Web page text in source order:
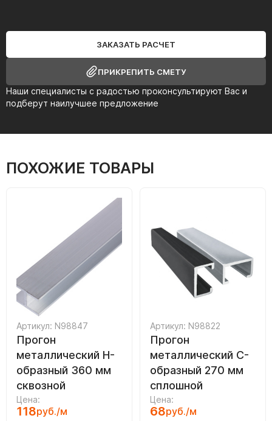
Наши специалисты с радостью проконсультируют Вас и
подберут наилучшее предложение
ЗАКАЗАТЬ РАСЧЕТ
ПРИКРЕПИТЬ СМЕТУ
ПОХОЖИЕ ТОВАРЫ
Артикул: N98847
Прогон
металлический H-
образный 360 мм
сквозной
Цена:
118руб./м
Артикул: N98822
Прогон
металлический C-
образный 270 мм
сплошной
Цена:
68руб./м